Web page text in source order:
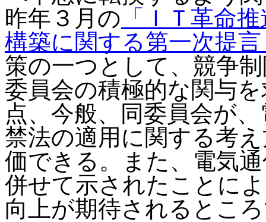
昨年３月の 「ＩＴ革命
構築に関する第一次提
策の一つとして、競争
委員会の積極的な関与
点、今般、同委員会が
禁法の適用に関する考
価できる。また、電気
併せて示されたことに
向上が期待されるとこ